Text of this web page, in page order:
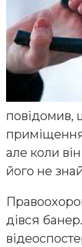
повідомив,
але коли
його не
дівся